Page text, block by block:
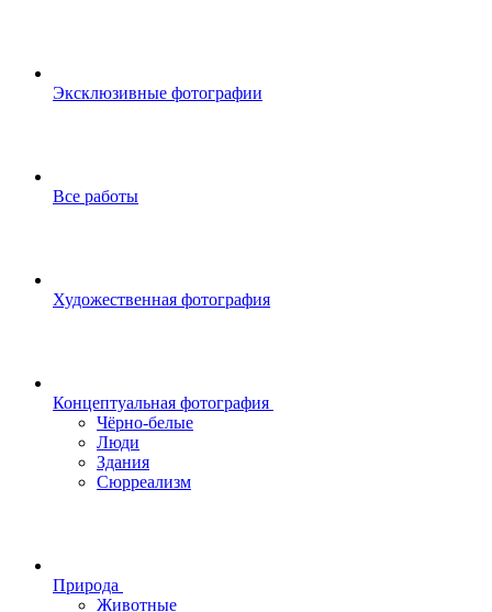
Эксклюзивные фотографии
Все работы
Художественная фотография
Концептуальная фотография
Чёрно-белые
Люди
Здания
Сюрреализм
Природа
Животные